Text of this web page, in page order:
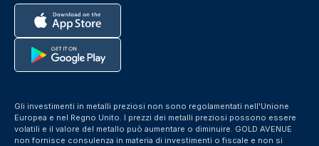
Gli investimenti in metalli preziosi non sono regolamentati nell'Unione
Europea e nel Regno Unito. I prezzi dei metalli preziosi possono essere
volatili e il valore del metallo può aumentare o diminuire. GOLD AVENUE
non fornisce consulenza in materia di investimenti o fiscale e non si